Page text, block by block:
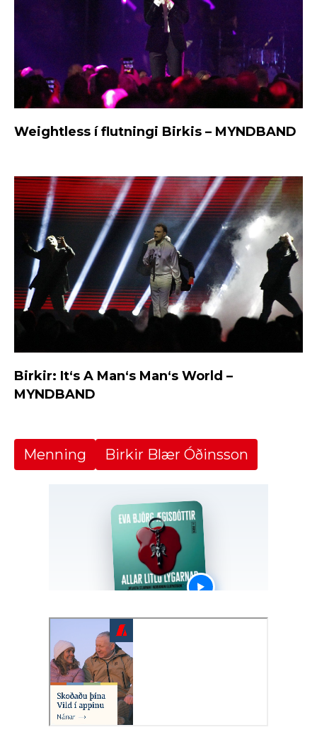
Weightless í flutningi Birkis – MYNDBAND
Birkir: It‘s A Man‘s Man‘s World –
MYNDBAND
Menning Birkir Blær Óðinsson